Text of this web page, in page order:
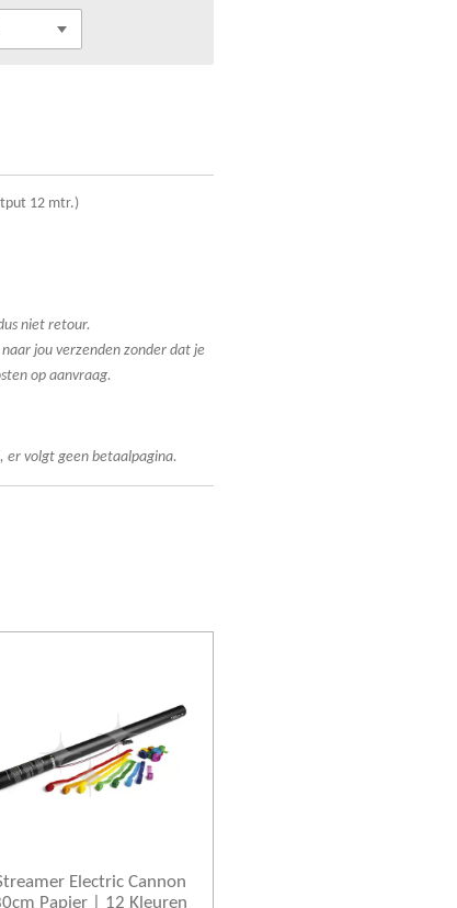
12 mtr.)
niet retour.
jou verzenden zonder dat je
op aanvraag.
er volgt geen betaalpagina.
Electric Cannon
Papier | 12 Kleuren